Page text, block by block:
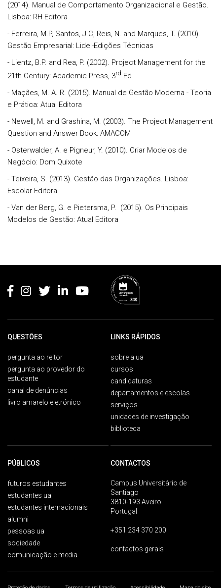
(2014). Manual de Comportamento Organizacional e Gestão.
Lisboa: RH Editora
- Ferreira, M.P, Santos, J.C, Reis, N. and Marques, T. (2010).
Gestão Empresarial: Lidel-Edições Técnicas
- Lientz, B.P. and Rea, P. (2002). Project Management for the
21th Century: Academic Press, 3rd Ed
- Maçães, M. A. R. (2015). Manual de Gestão Moderna - Teoria
e Prática: Atual Editora
- Newell, M. and Grashina, M. (2003). The Project Management
Question and Answer Book: AMACOM
- Osterwalder, A. e Pigneur, Y. (2010). Criar Modelos de
Negócio: Dom Quixote
- Teixeira, S. (2013). Gestão das Organizações. Lisboa:
Escolar Editora
- Van der Berg, G. e Pietersma, P. (2015). Os Principais
Modelos de Gestão: Atual Editora
QUESTÕES
pergunta ao reitor
pergunta ao provedor do
estudante
canal de denúncias
livro amarelo eletrónico
LINKS RÁPIDOS
sobre a ua
cursos
candidaturas
departamentos e escolas
serviços
unidades de investigação
biblioteca
PÚBLICOS
futuros estudantes
estudantes ua
estudantes internacionais
alumni
pessoas ua
sociedade
comunicação e media
CONTACTOS
Campus Universitário de
Santiago
3810-193 Aveiro
Portugal
+351 234 370 200
contactos gerais